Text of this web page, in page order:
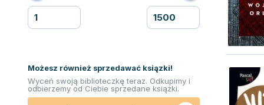
Możesz również sprzedawać ksiązki!
Wyceń swoją biblioteczkę teraz. Odkupimy i
odbierzemy od Ciebie sprzedane książki.